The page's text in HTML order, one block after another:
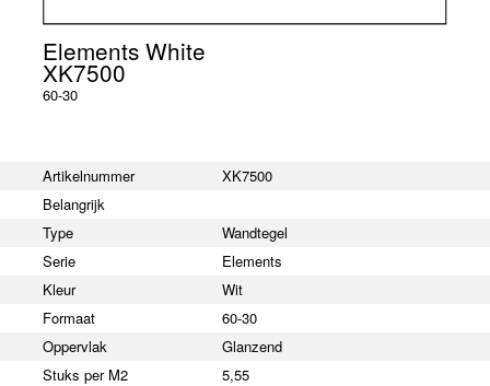
Elements White
XK7500
60-30
Artikelnummer
XK7500
Belangrijk
Type
Wandtegel
Serie
Elements
Kleur
Wit
Formaat
60-30
Oppervlak
Glanzend
Stuks per M2
5,55